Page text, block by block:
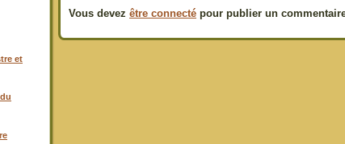
et
Vous devez être connecté pour publier un